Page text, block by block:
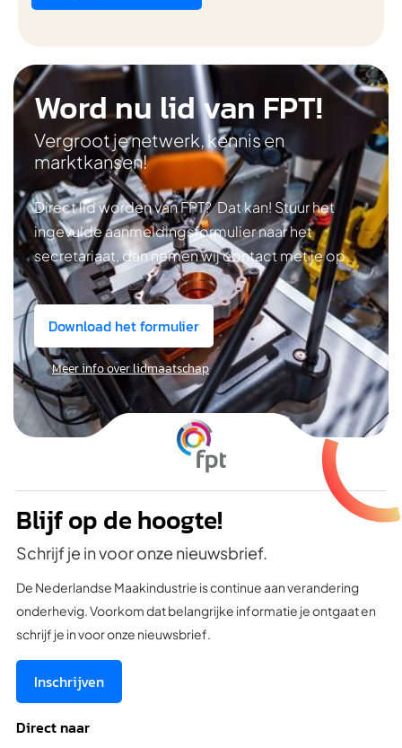
Word nu lid van FPT!
Vergroot je netwerk, kennis en
marktkansen!
Direct lid worden van FPT? Dat kan! Stuur het
ingevulde aanmeldingsformulier naar het
secretariaat, dan nemen wij contact met je op.
Download het formulier
Meer info over lidmaatschap
Blijf op de hoogte!
Schrijf je in voor onze nieuwsbrief.
De Nederlandse Maakindustrie is continue aan verandering
onderhevig. Voorkom dat belangrijke informatie je ontgaat en
schrijf je in voor onze nieuwsbrief.
Inschrijven
Direct naar